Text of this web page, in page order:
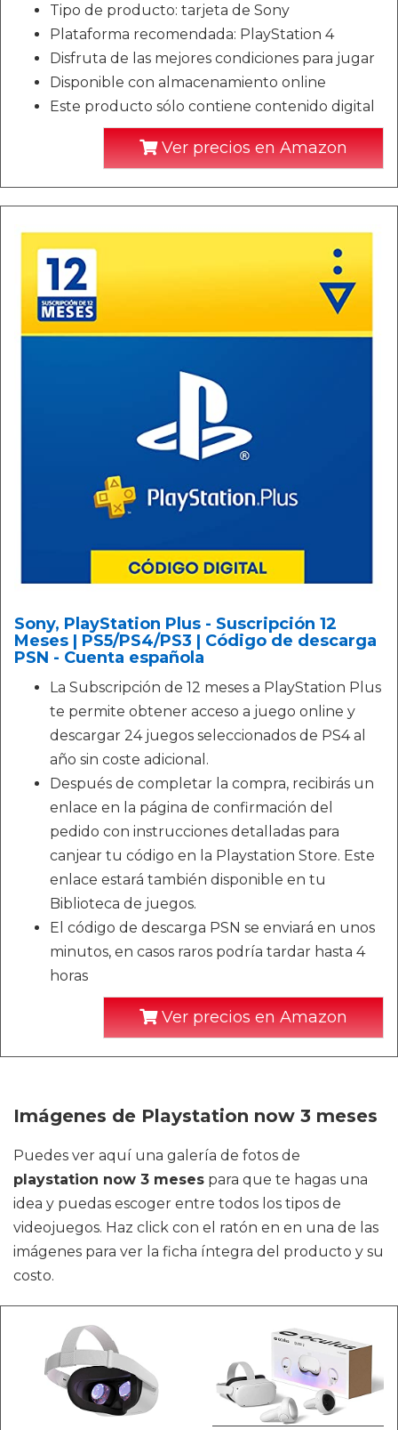
Tipo de producto: tarjeta de Sony
Plataforma recomendada: PlayStation 4
Disfruta de las mejores condiciones para jugar
Disponible con almacenamiento online
Este producto sólo contiene contenido digital
Ver precios en Amazon
Sony, PlayStation Plus - Suscripción 12
Meses | PS5/PS4/PS3 | Código de descarga
PSN - Cuenta española
La Subscripción de 12 meses a PlayStation Plus
te permite obtener acceso a juego online y
descargar 24 juegos seleccionados de PS4 al
año sin coste adicional.
Después de completar la compra, recibirás un
enlace en la página de confirmación del
pedido con instrucciones detalladas para
canjear tu código en la Playstation Store. Este
enlace estará también disponible en tu
Biblioteca de juegos.
El código de descarga PSN se enviará en unos
minutos, en casos raros podría tardar hasta 4
horas
Ver precios en Amazon
Imágenes de Playstation now 3 meses
Puedes ver aquí una galería de fotos de
playstation now 3 meses para que te hagas una
idea y puedas escoger entre todos los tipos de
videojuegos. Haz click con el ratón en en una de las
imágenes para ver la ficha íntegra del producto y su
costo.